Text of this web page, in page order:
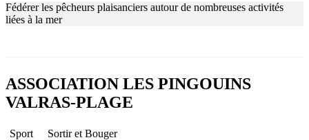
Fédérer les pêcheurs plaisanciers autour de nombreuses activités
liées à la mer
ASSOCIATION LES PINGOUINS
VALRAS-PLAGE
Sport Sortir et Bouger